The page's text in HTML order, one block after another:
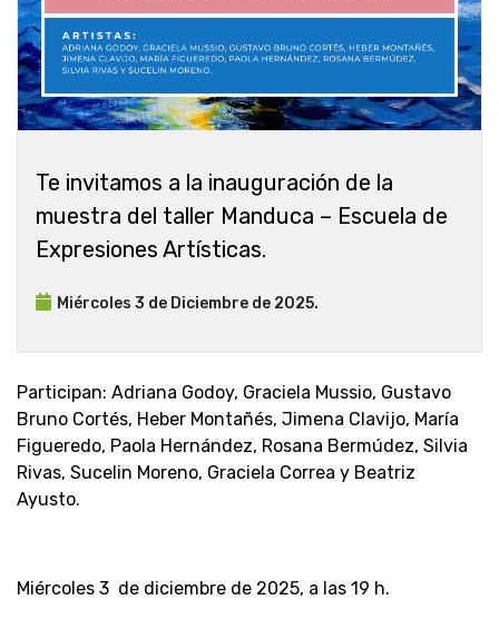
Te invitamos a la inauguración de la
muestra del taller Manduca – Escuela de
Expresiones Artísticas.
Miércoles 3 de Diciembre de 2025.
Participan: Adriana Godoy, Graciela Mussio, Gustavo
Bruno Cortés, Heber Montañés, Jimena Clavijo, María
Figueredo, Paola Hernández, Rosana Bermúdez, Silvia
Rivas, Sucelin Moreno, Graciela Correa y Beatriz
Ayusto.
Miércoles 3 de diciembre de 2025, a las 19 h.